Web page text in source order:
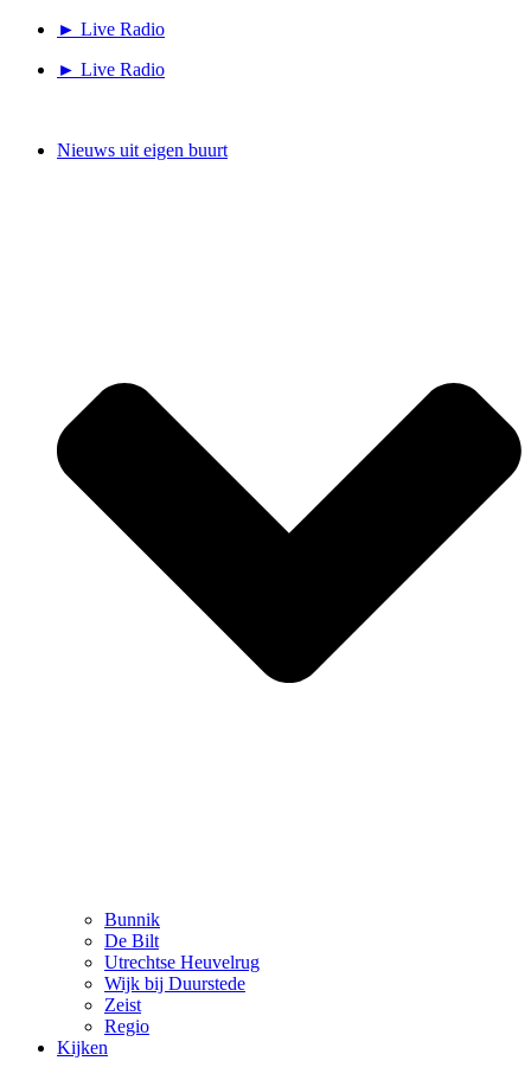
► Live Radio
► Live Radio
Nieuws uit eigen buurt
Bunnik
De Bilt
Utrechtse Heuvelrug
Wijk bij Duurstede
Zeist
Regio
Kijken